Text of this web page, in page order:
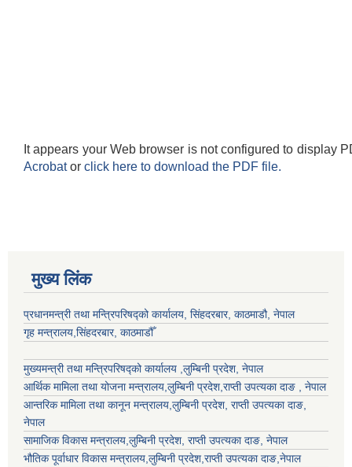
It appears your Web browser is not configured to display
Acrobator click here to download the PDF file.
मुख्य लिंक
प्रधानमन्त्री तथा मन्त्रिपरिषद्को कार्यालय, सिंहदरबार, काठमाडौ, नेपाल
गृह मन्त्रालय,सिंहदरबार, काठमाडौँ
मुख्यमन्त्री तथा मन्त्रिपरिषद्को कार्यालय ,लुम्बिनी प्रदेश, नेपाल
आर्थिक मामिला तथा योजना मन्त्रालय,लुम्बिनी प्रदेश,राप्ती उपत्यका दाङ , नेपाल
आन्तरिक मामिला तथा कानून मन्त्रालय,लुम्बिनी प्रदेश, राप्ती उपत्यका दाङ,
नेपाल
सामाजिक विकास मन्त्रालय,लुम्बिनी प्रदेश, राप्ती उपत्यका दाङ, नेपाल
भौतिक पूर्वाधार विकास मन्त्रालय,लुम्बिनी प्रदेश,राप्ती उपत्यका दाङ,नेपाल